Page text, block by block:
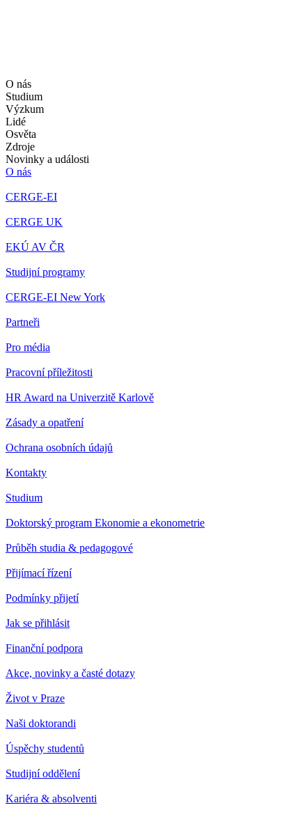
O nás
Studium
Výzkum
Lidé
Osvěta
Zdroje
Novinky a události
O nás
CERGE-EI
CERGE UK
EKÚ AV ČR
Studijní programy
CERGE-EI New York
Partneři
Pro média
Pracovní příležitosti
HR Award na Univerzitě Karlově
Zásady a opatření
Ochrana osobních údajů
Kontakty
Studium
Doktorský program Ekonomie a ekonometrie
Průběh studia & pedagogové
Přijímací řízení
Podmínky přijetí
Jak se přihlásit
Finanční podpora
Akce, novinky a časté dotazy
Život v Praze
Naši doktorandi
Úspěchy studentů
Studijní oddělení
Kariéra & absolventi